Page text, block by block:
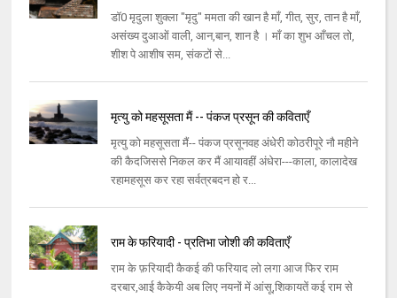
डॉ0 मृदुला शुक्ला "मृदु" ममता की खान है माँ, गीत, सुर, तान है माँ,
असंख्य दुआओं वाली, आन,बान, शान है । माँ का शुभ आँचल तो,
शीश पे आशीष सम, संकटों से...
मृत्यु को महसूसता मैं -- पंकज प्रसून की कविताएँ
मृत्यु को महसूसता मैं-- पंकज प्रसूनवह अंधेरी कोठरीपूरे नौ महीने
की कैदजिससे निकल कर मैं आयावहीं अंधेरा---काला, कालादेख
रहामहसूस कर रहा सर्वत्रबदन हो र...
राम के फरियादी - प्रतिभा जोशी की कविताएँ
राम के फ़रियादी कैकई की फरियाद लो लगा आज फिर राम
दरबार,आई कैकेयी अब लिए नयनों में आंसू,शिकायतें कई राम से